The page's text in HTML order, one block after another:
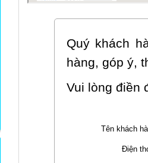
Quý khách
hàng, góp ý,
Vui lòng điền
Tên khách
Điện